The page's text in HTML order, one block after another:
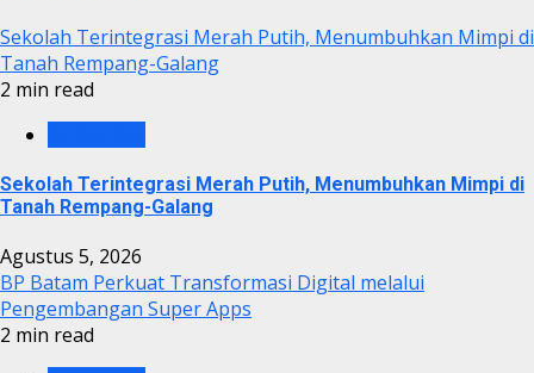
Sekolah Terintegrasi Merah Putih, Menumbuhkan Mimpi di
Tanah Rempang-Galang
2 min read
Sekolah Terintegrasi Merah Putih, Menumbuhkan Mimpi di
Tanah Rempang-Galang
Agustus 5, 2026
BP Batam Perkuat Transformasi Digital melalui
Pengembangan Super Apps
2 min read